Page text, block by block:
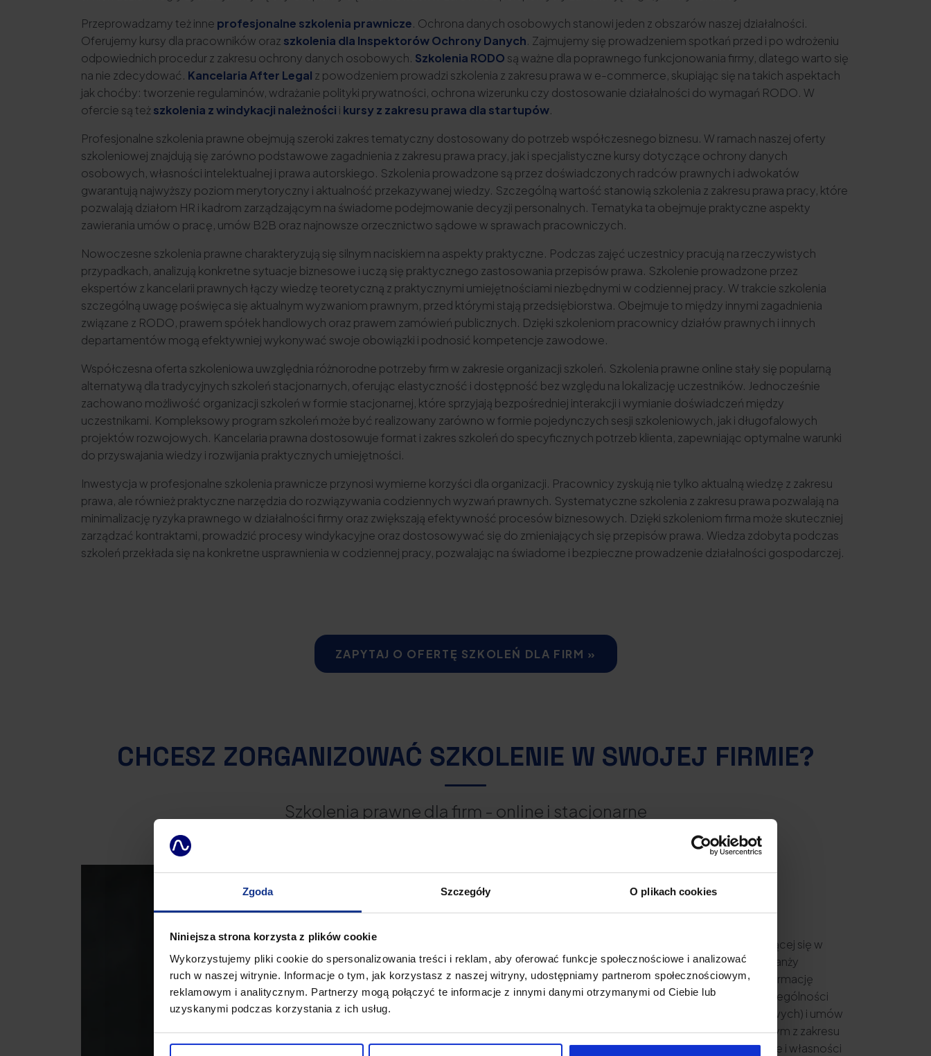
Zgoda Szczegóły O plikach cookies
Niniejsza strona korzysta z plików cookie
Wykorzystujemy pliki cookie do spersonalizowania treści i reklam, aby oferować funkcje społecznościowe i analizować
ruch w naszej witrynie. Informacje o tym, jak korzystasz z naszej witryny, udostępniamy partnerom społecznościowym,
reklamowym i analitycznym. Partnerzy mogą połączyć te informacje z innymi danymi otrzymanymi od Ciebie lub
uzyskanymi podczas korzystania z ich usług.
Przeprowadzamy też inne profesjonalne szkolenia prawnicze. Ochrona danych osobowych stanowi jeden z obszarów naszej działalności.
Oferujemy kursy dla pracowników oraz szkolenia dla Inspektorów Ochrony Danych. Zajmujemy się prowadzeniem spotkań przed i po wdrożeniu
odpowiednich procedur z zakresu ochrony danych osobowych. Szkolenia RODO są ważne dla poprawnego funkcjonowania firmy, dlatego warto się
na nie zdecydować. Kancelaria After Legal z powodzeniem prowadzi szkolenia z zakresu prawa w e-commerce, skupiając się na takich aspektach
jak choćby: tworzenie regulaminów, wdrażanie polityki prywatności, ochrona wizerunku czy dostosowanie działalności do wymagań RODO. W
ofercie są też szkolenia z windykacji należności i kursy z zakresu prawa dla startupów.
Profesjonalne szkolenia prawne obejmują szeroki zakres tematyczny dostosowany do potrzeb współczesnego biznesu. W ramach naszej oferty
szkoleniowej znajdują się zarówno podstawowe zagadnienia z zakresu prawa pracy, jak i specjalistyczne kursy dotyczące ochrony danych
osobowych, własności intelektualnej i prawa autorskiego. Szkolenia prowadzone są przez doświadczonych radców prawnych i adwokatów
gwarantują najwyższy poziom merytoryczny i aktualność przekazywanej wiedzy. Szczególną wartość stanowią szkolenia z zakresu prawa pracy, które
pozwalają działom HR i kadrom zarządzającym na świadome podejmowanie decyzji personalnych. Tematyka ta obejmuje praktyczne aspekty
zawierania umów o pracę, umów B2B oraz najnowsze orzecznictwo sądowe w sprawach pracowniczych.
Nowoczesne szkolenia prawne charakteryzują się silnym naciskiem na aspekty praktyczne. Podczas zajęć uczestnicy pracują na rzeczywistych
przypadkach, analizują konkretne sytuacje biznesowe i uczą się praktycznego zastosowania przepisów prawa. Szkolenie prowadzone przez
ekspertów z kancelarii prawnych łączy wiedzę teoretyczną z praktycznymi umiejętnościami niezbędnymi w codziennej pracy. W trakcie szkolenia
szczególną uwagę poświęca się aktualnym wyzwaniom prawnym, przed którymi stają przedsiębiorstwa. Obejmuje to między innymi zagadnienia
związane z RODO, prawem spółek handlowych oraz prawem zamówień publicznych. Dzięki szkoleniom pracownicy działów prawnych i innych
departamentów mogą efektywniej wykonywać swoje obowiązki i podnosić kompetencje zawodowe.
Współczesna oferta szkoleniowa uwzględnia różnorodne potrzeby firm w zakresie organizacji szkoleń. Szkolenia prawne online stały się popularną
alternatywą dla tradycyjnych szkoleń stacjonarnych, oferując elastyczność i dostępność bez względu na lokalizację uczestników. Jednocześnie
zachowano możliwość organizacji szkoleń w formie stacjonarnej, które sprzyjają bezpośredniej interakcji i wymianie doświadczeń między
uczestnikami. Kompleksowy program szkoleń może być realizowany zarówno w formie pojedynczych sesji szkoleniowych, jak i długofalowych
projektów rozwojowych. Kancelaria prawna dostosowuje format i zakres szkoleń do specyficznych potrzeb klienta, zapewniając optymalne warunki
do przyswajania wiedzy i rozwijania praktycznych umiejętności.
Inwestycja w profesjonalne szkolenia prawnicze przynosi wymierne korzyści dla organizacji. Pracownicy zyskują nie tylko aktualną wiedzę z zakresu
prawa, ale również praktyczne narzędzia do rozwiązywania codziennych wyzwań prawnych. Systematyczne szkolenia z zakresu prawa pozwalają na
minimalizację ryzyka prawnego w działalności firmy oraz zwiększają efektywność procesów biznesowych. Dzięki szkoleniom firma może skuteczniej
zarządzać kontraktami, prowadzić procesy windykacyjne oraz dostosowywać się do zmieniających się przepisów prawa. Wiedza zdobyta podczas
szkoleń przekłada się na konkretne usprawnienia w codziennej pracy, pozwalając na świadome i bezpieczne prowadzenie działalności gospodarczej.
ZAPYTAJ O OFERTĘ SZKOLEŃ DLA FIRM »
CHCESZ ZORGANIZOWAĆ SZKOLENIE W SWOJEJ FIRMIE?
Szkolenia prawne dla firm - online i stacjonarne
Łukasz
specjalizującej się w
obsłudze prawnej firm z sektora IT, nowych technologii i branży
internetowej, a także podmiotów przechodzących transformację
cyfrową. Specjalizuje się w negocjowaniu umów IT, w szczególności
umów wdrożeniowych, umów na usługi IT (w tym chmurowych) i umów
body leasingowych. Zajmuje się także doradztwem prawnym z zakresu
ochrony danych osobowych (RODO), prawa e-commerce i własności